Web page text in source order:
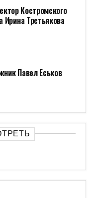
Костромского
Ирина Третьякова
Павел Еськов